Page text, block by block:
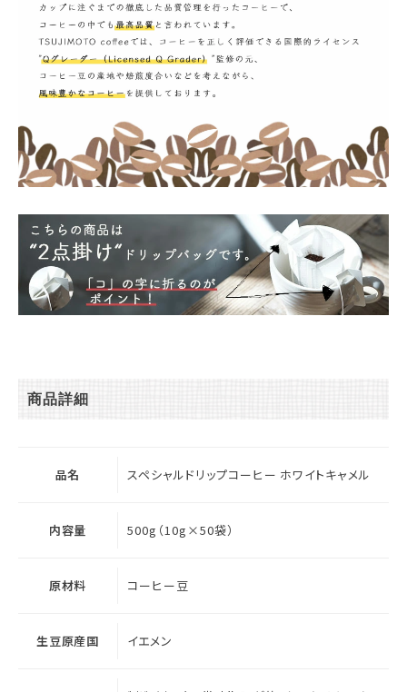
商品詳細
品名 スペシャルドリップコーヒー ホワイトキャメル
内容量 500g（10g×50袋）
原材料 コーヒー豆
生豆原産国 イエメン